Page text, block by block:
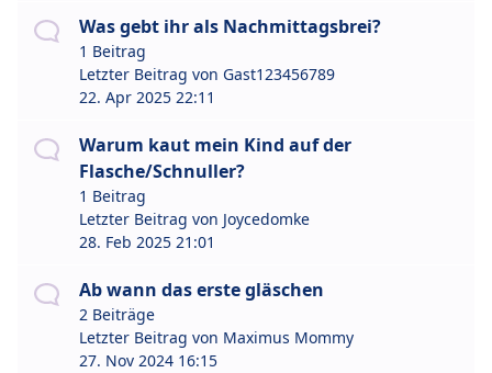
Was gebt ihr als Nachmittagsbrei?
1 Beitrag
Letzter Beitrag von Gast123456789
22. Apr 2025 22:11
Warum kaut mein Kind auf der
Flasche/Schnuller?
1 Beitrag
Letzter Beitrag von Joycedomke
28. Feb 2025 21:01
Ab wann das erste gläschen
2 Beiträge
Letzter Beitrag von Maximus Mommy
27. Nov 2024 16:15